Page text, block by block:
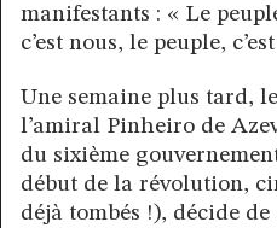
manifestants : « Le
c’est nous, le peuple,
Une semaine plus tard,
l’amiral Pinheiro de
du sixième
début de la révolution,
déjà tombés !), décide